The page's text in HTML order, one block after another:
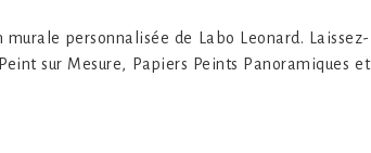
personnalisée de Labo Leonard. Laissez-
sur Mesure, Papiers Peints Panoramiques et